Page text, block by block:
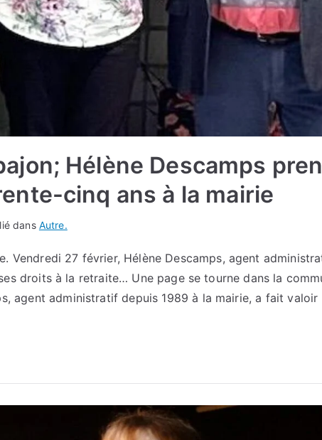
Hélène Descamps
cinq ans à la mairie
dans Autre.
Vendredi 27 février, Hélène Descamps, agent
droits à la retraite… Une page se tourne dans la
agent administratif depuis 1989 à la mairie, a fait valoir